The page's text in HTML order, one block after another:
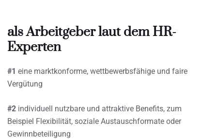
als Arbeitgeber laut dem HR-
Experten
#1 eine marktkonforme, wettbewerbsfähige und faire
Vergütung
#2 individuell nutzbare und attraktive Benefits, zum
Beispiel Flexibilität, soziale Austauschformate oder
Gewinnbeteiligung